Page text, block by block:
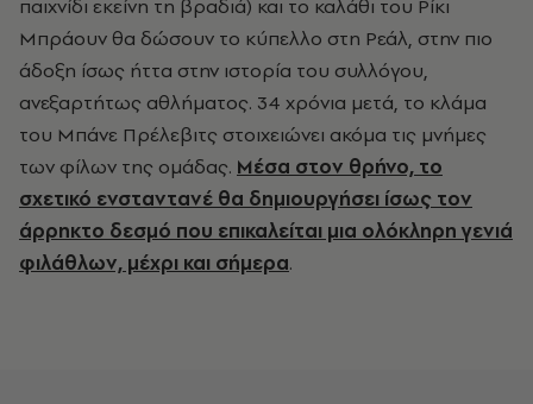
παιχνίδι εκείνη τη βραδιά) και το καλάθι του Ρίκι
Μπράουν θα δώσουν το κύπελλο στη Ρεάλ, στην πιο
άδοξη ίσως ήττα στην ιστορία του συλλόγου,
ανεξαρτήτως αθλήματος. 34 χρόνια μετά, το κλάμα
του Μπάνε Πρέλεβιτς στοιχειώνει ακόμα τις μνήμες
των φίλων της ομάδας. Μέσα στον θρήνο, το
σχετικό ενσταντανέ θα δημιουργήσει ίσως τον
άρρηκτο δεσμό που επικαλείται μια ολόκληρη γενιά
φιλάθλων, μέχρι και σήμερα.